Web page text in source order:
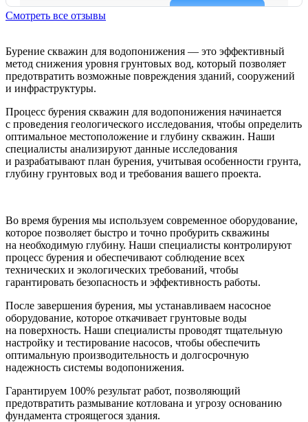
Смотреть все отзывы
Бурение скважин для водопонижения — это эффективный
метод снижения уровня грунтовых вод, который позволяет
предотвратить возможные повреждения зданий, сооружений
и инфраструктуры.
Процесс бурения скважин для водопонижения начинается
с проведения геологического исследования, чтобы определить
оптимальное местоположение и глубину скважин. Наши
специалисты анализируют данные исследования
и разрабатывают план бурения, учитывая особенности грунта,
глубину грунтовых вод и требования вашего проекта.
Во время бурения мы используем современное оборудование,
которое позволяет быстро и точно пробурить скважины
на необходимую глубину. Наши специалисты контролируют
процесс бурения и обеспечивают соблюдение всех
технических и экологических требований, чтобы
гарантировать безопасность и эффективность работы.
После завершения бурения, мы устанавливаем насосное
оборудование, которое откачивает грунтовые воды
на поверхность. Наши специалисты проводят тщательную
настройку и тестирование насосов, чтобы обеспечить
оптимальную производительность и долгосрочную
надежность системы водопонижения.
Гарантируем 100% результат работ, позволяющий
предотвратить размывание котлована и угрозу основанию
фундамента строящегося здания.